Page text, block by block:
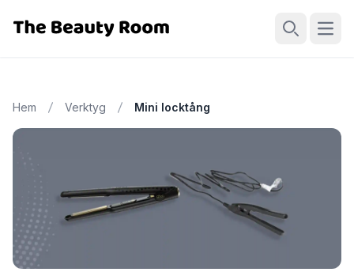
Hem Verktyg Mini locktång